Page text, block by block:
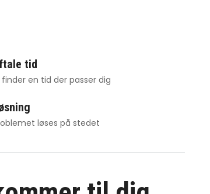
tid
finder en tid der passer dig
løses på stedet